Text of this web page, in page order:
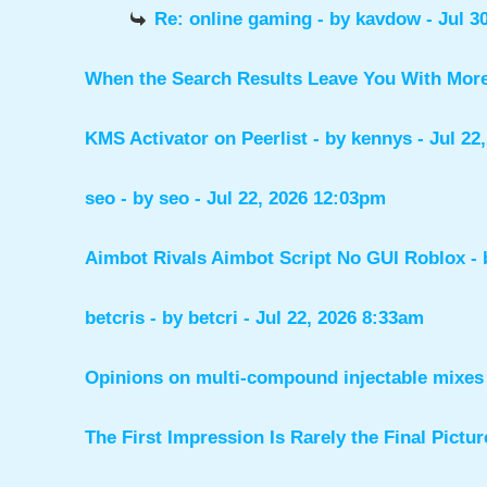
Re: online gaming - by kavdow- Jul
When the Search Results Leave You With
KMS Activator on Peerlist - by kennys- Jul 22,
seo - by seo- Jul 22, 2026 12:03pm
Aimbot Rivals Aimbot Script No GUI Roblox -
betcris - by betcri - Jul 22, 2026 8:33am
Opinions on multi-compound injectable
The First Impression Is Rarely the Final